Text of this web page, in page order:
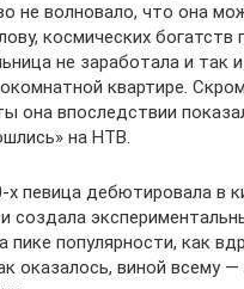
не волновало, что она
космических богатств
не заработала и так
квартире.
она впоследствии
на НТВ.
х певица дебютировала в
создала
пике популярности, как
оказалось, виной всему